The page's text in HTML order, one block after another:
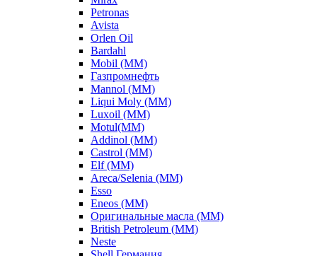
Petronas
Avista
Orlen Oil
Bardahl
Mobil (ММ)
Газпромнефть
Mannol (ММ)
Liqui Moly (ММ)
Luxoil (ММ)
Motul(ММ)
Addinol (ММ)
Castrol (ММ)
Elf (ММ)
Areca/Selenia (ММ)
Esso
Eneos (ММ)
Оригинальные масла (ММ)
British Petroleum (ММ)
Neste